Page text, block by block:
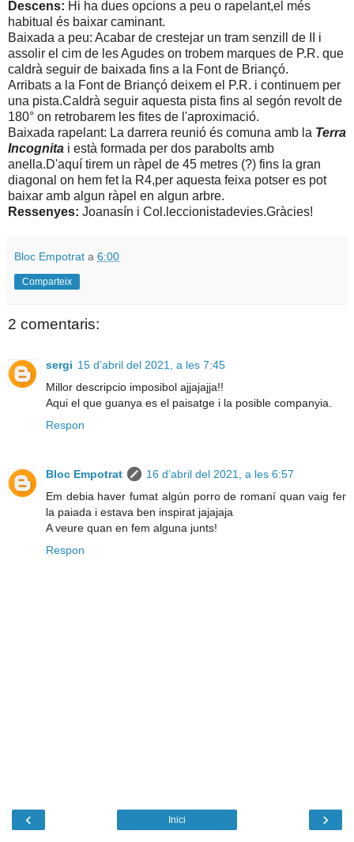
Descens: Hi ha dues opcions a peu o rapelant,el més
habitual és baixar caminant.
Baixada a peu: Acabar de crestejar un tram senzill de II i
assolir el cim de les Agudes on trobem marques de P.R. que
caldrà seguir de baixada fins a la Font de Briançó.
Arribats a la Font de Briançó deixem el P.R. i continuem per
una pista.Caldrà seguir aquesta pista fins al segón revolt de
180° on retrobarem les fites de l'aproximació.
Baixada rapelant: La darrera reunió és comuna amb la Terra
Incognita i està formada per dos parabolts amb
anella.D'aquí tirem un ràpel de 45 metres (?) fins la gran
diagonal on hem fet la R4,per aquesta feixa potser es pot
baixar amb algun ràpel en algun arbre.
Ressenyes: Joanasín i Col.leccionistadevies.Gràcies!
Bloc Empotrat a 6:00
Comparteix
2 comentaris:
sergi 15 d’abril del 2021, a les 7:45
Millor descripcio imposibol ajjajajja!!
Aqui el que guanya es el paisatge i la posible companyia.
Respon
Bloc Empotrat
16 d’abril del 2021, a les 6:57
Em debia haver fumat algún porro de romaní quan vaig fer
la paiada i estava ben inspirat jajajaja
A veure quan en fem alguna junts!
Respon
‹ ›
Inici